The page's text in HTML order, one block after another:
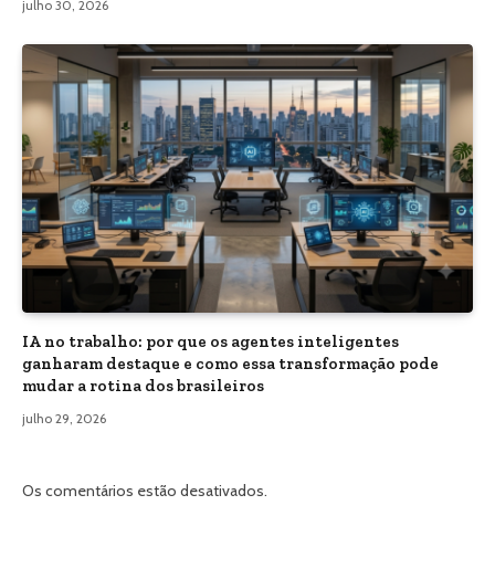
julho 30, 2026
IA no trabalho: por que os agentes inteligentes
ganharam destaque e como essa transformação pode
mudar a rotina dos brasileiros
julho 29, 2026
Os comentários estão desativados.